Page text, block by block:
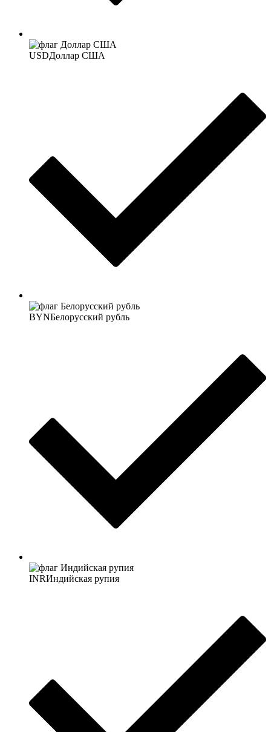
USDДоллар США
BYNБелорусский рубль
INRИндийская рупия